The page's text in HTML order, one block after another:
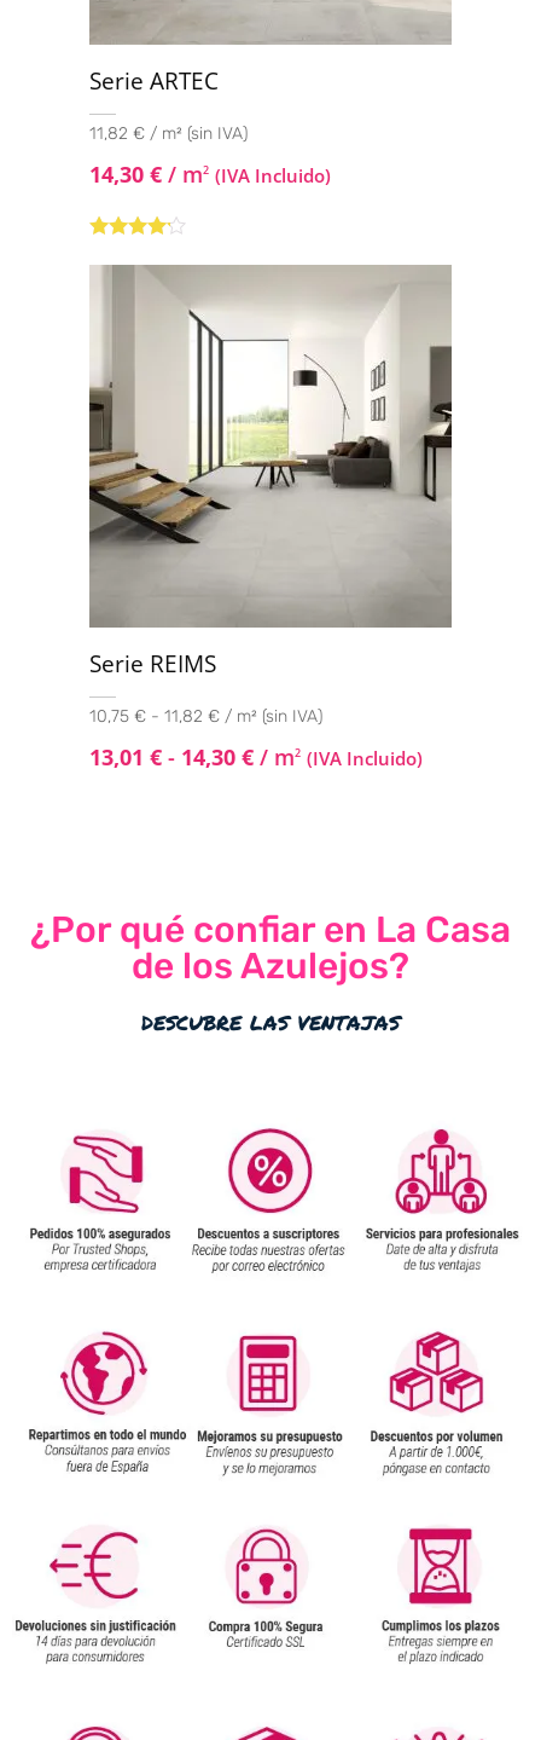
Serie ARTEC
11,82 € / m² (sin IVA)
14,30 € / m2 (IVA Incluido)
Serie REIMS
10,75 € - 11,82 € / m² (sin IVA)
13,01 € - 14,30 € / m2 (IVA Incluido)
¿Por qué confiar en La Casa
de los Azulejos?
descubre las ventajas